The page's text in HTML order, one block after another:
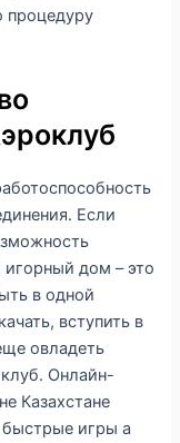
процедуру
Если
игорный дом – это
в одной
вступить в
овладеть
Онлайн-
Казахстане
быстрые игры а